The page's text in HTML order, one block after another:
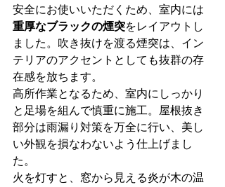
安全にお使いいただくため、室内には
重厚なブラックの煙突をレイアウトし
ました。吹き抜けを渡る煙突は、イン
テリアのアクセントとしても抜群の存
在感を放ちます。
高所作業となるため、室内にしっかり
と足場を組んで慎重に施工。屋根抜き
部分は雨漏り対策を万全に行い、美し
い外観を損なわないよう仕上げまし
た。
火を灯すと、窓から見える炎が木の温